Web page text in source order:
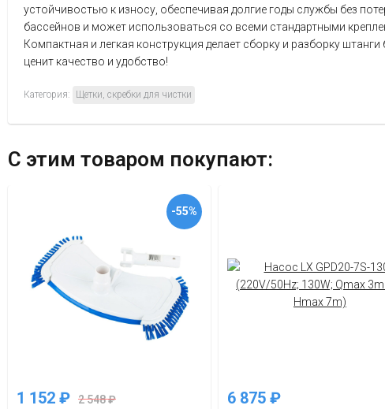
устойчивостью к износу, обеспечивая долгие годы службы без
бассейнов и может использоваться со всеми стандартными
Компактная и легкая конструкция делает сборку и разборку
ценит качество и удобство!
Категория: Щетки, скребки для чистки
С этим товаром покупают:
-55%
1 152 ₽ 2 548₽ 6 875 ₽